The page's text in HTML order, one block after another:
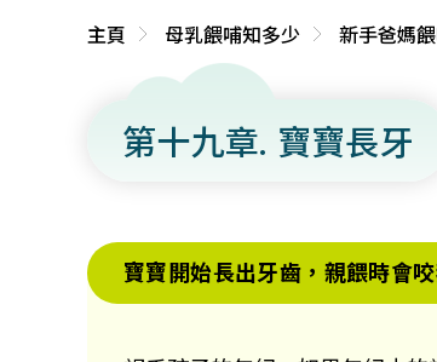
主頁 母乳餵哺知多少 新手爸媽
第十九章. 寶寶長牙
寶寶開始長出牙齒，親餵時會